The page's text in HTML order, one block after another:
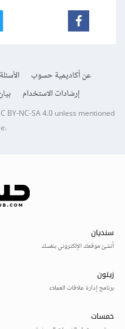
عن أكاديمية حسوب
إرشادات الاستخدام
BY-NC-SA 4.0unless mentioned